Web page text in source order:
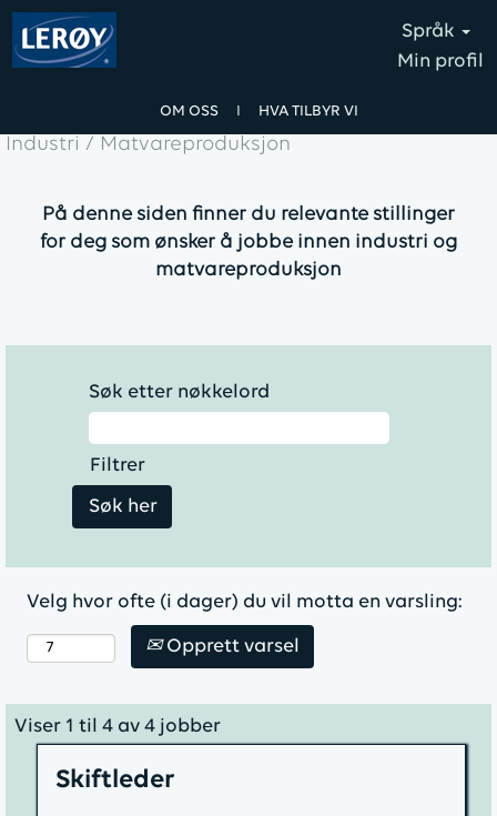
Språk
Min profil
OM OSS I HVA TILBYR VI
Industri / Matvareproduksjon
På denne siden finner du relevante stillinger
for deg som ønsker å jobbe innen industri og
matvareproduksjon
Søk etter nøkkelord
Filtrer
Velg hvor ofte (i dager) du vil motta en varsling:
Opprett varsel
Viser 1 til 4 av 4 jobberSøkeresultater
Tittel
Skiftleder
Velg